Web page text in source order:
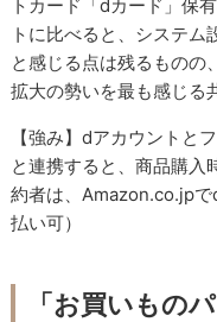
トカード「dカード」保
トに比べると、システ
と感じる点は残るものの
拡大の勢いを最も感じる
【強み】dアカウントと
と連携すると、商品購入
約者は、Amazon.co.jp
払い可）
「お買いもの